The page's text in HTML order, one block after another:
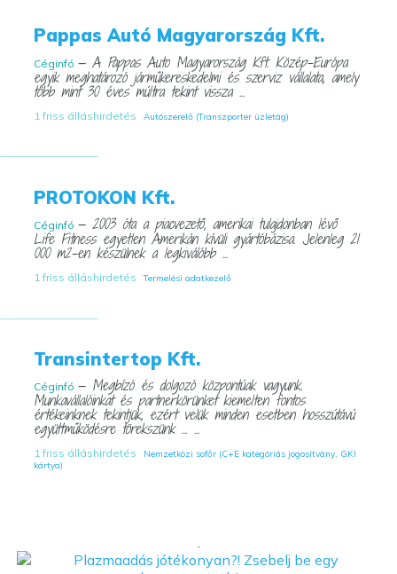
Pappas Autó Magyarország Kft.
Céginfó — A Pappas Auto Magyarország Kft. Közép-Európa
egyik meghatározó járműkereskedelmi és szerviz vállalata, amely
több mint 30 éves múltra tekint vissza ...
1 friss álláshirdetés Autószerelő (Transzporter üzletág)
PROTOKON Kft.
Céginfó — 2003 óta a piacvezető, amerikai tulajdonban lévő
Life Fitness egyetlen Amerikán kívüli gyártóbázisa. Jelenleg 21
000 m2-en készülnek a legkiválóbb ...
1 friss álláshirdetés Termelési adatkezelő
Transintertop Kft.
Céginfó — Megbízó és dolgozó központúak vagyunk.
Munkavállalóinkat és partnerkörünket kiemelten fontos
értékeinknek tekintjük, ezért velük minden esetben hosszútávú
együttműködésre törekszünk ... ...
1 friss álláshirdetés
Nemzetközi sofőr (C+E kategóriás jogosítvány, GKI
kártya)